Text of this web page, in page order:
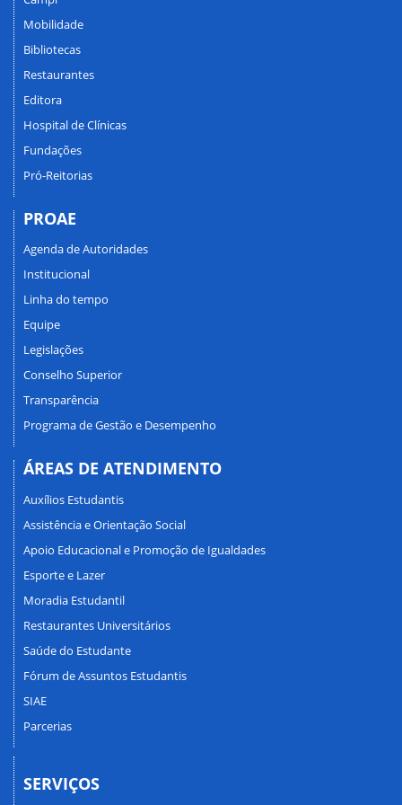
Mobilidade
Bibliotecas
Restaurantes
Editora
Hospital de Clínicas
Fundações
Pró-Reitorias
PROAE
Agenda de Autoridades
Institucional
Linha do tempo
Equipe
Legislações
Conselho Superior
Transparência
Programa de Gestão e Desempenho
ÁREAS DE ATENDIMENTO
Auxílios Estudantis
Assistência e Orientação Social
Apoio Educacional e Promoção de Igualdades
Esporte e Lazer
Moradia Estudantil
Restaurantes Universitários
Saúde do Estudante
Fórum de Assuntos Estudantis
SIAE
Parcerias
SERVIÇOS